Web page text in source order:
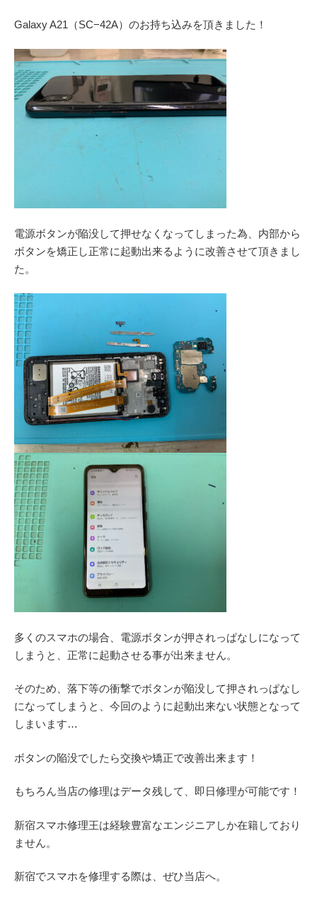
Galaxy A21（SC−42A）のお持ち込みを頂きました！
電源ボタンが陥没して押せなくなってしまった為、内部から
ボタンを矯正し正常に起動出来るように改善させて頂きまし
た。
多くのスマホの場合、電源ボタンが押されっぱなしになって
しまうと、正常に起動させる事が出来ません。
そのため、落下等の衝撃でボタンが陥没して押されっぱなし
になってしまうと、今回のように起動出来ない状態となって
しまいます…
ボタンの陥没でしたら交換や矯正で改善出来ます！
もちろん当店の修理はデータ残して、即日修理が可能です！
新宿スマホ修理王は経験豊富なエンジニアしか在籍しており
ません。
新宿でスマホを修理する際は、ぜひ当店へ。